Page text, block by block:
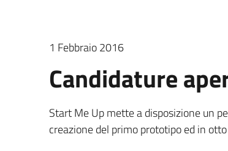
1 Febbraio 2016
Candidature
Start Me Up mette a disposizione un
creazione del primo prototipo ed in